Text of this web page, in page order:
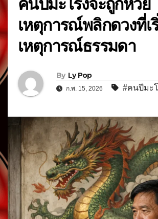
คนปีมะโรงจะถูกหวย
เหตุการณ์พลิกดวงที่เ
เหตุการณ์ธรรมดา
By Ly Pop
ก.พ. 15, 2026 #คนปีมะ